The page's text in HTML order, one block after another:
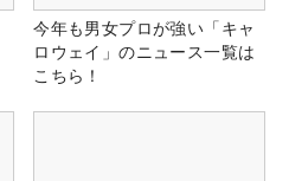
今年も男女プロが強い「キャ
ロウェイ」のニュース一覧は
こちら！